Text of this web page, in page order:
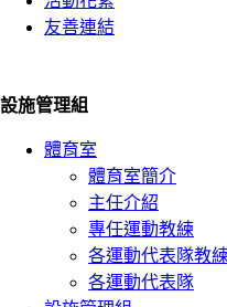
友善連結
設施管理組
體育室
體育室簡介
主任介紹
專任運動教練
各運動代表隊教
各運動代表隊